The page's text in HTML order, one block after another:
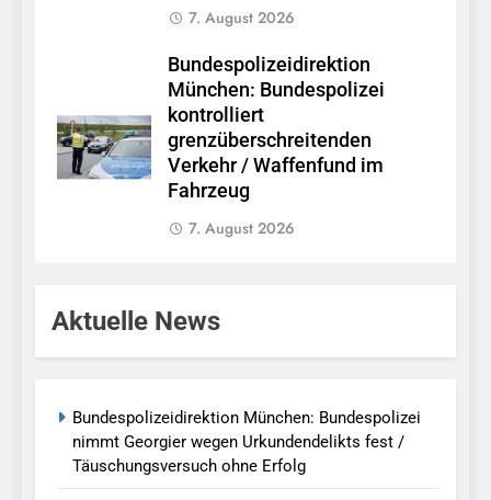
7. August 2026
Bundespolizeidirektion
München: Bundespolizei
kontrolliert
grenzüberschreitenden
Verkehr / Waffenfund im
Fahrzeug
7. August 2026
Aktuelle News
Bundespolizeidirektion München: Bundespolizei
nimmt Georgier wegen Urkundendelikts fest /
Täuschungsversuch ohne Erfolg